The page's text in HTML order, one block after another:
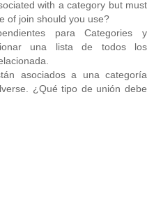
with a category but must
of join should you use?
para Categories y
una lista de todos los
asociados a una categoría
¿Qué tipo de unión debe